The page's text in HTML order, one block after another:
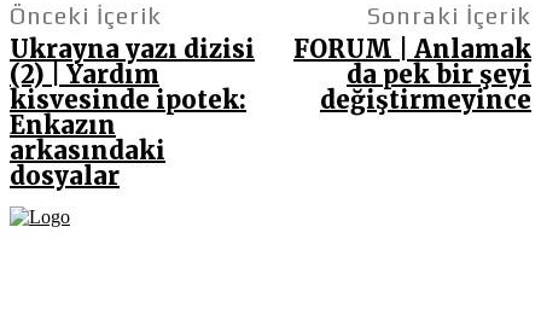
Önceki İçerik
Ukrayna yazı dizisi
(2) | Yardım
kisvesinde ipotek:
Enkazın
arkasındaki
dosyalar
Sonraki İçerik
FORUM | Anlamak
da pek bir şeyi
değiştirmeyince